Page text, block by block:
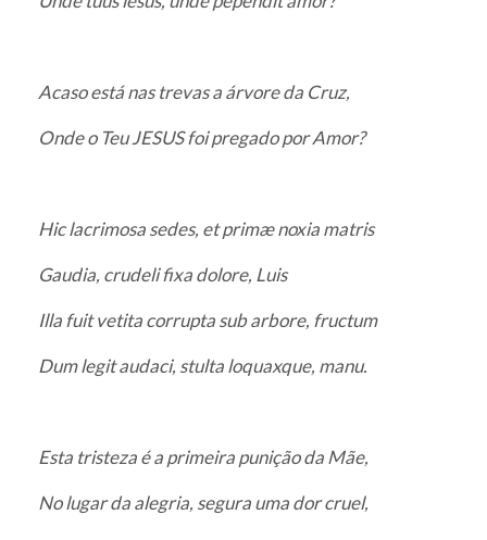
Acaso está nas trevas a árvore da Cruz,
Onde o Teu JESUS foi pregado por Amor?
Hic lacrimosa sedes, et primæ noxia matris
Gaudia, crudeli fixa dolore, Luis
Illa fuit vetita corrupta sub arbore, fructum
Dum legit audaci, stulta loquaxque, manu.
Esta tristeza é a primeira punição da Mãe,
No lugar da alegria, segura uma dor cruel,